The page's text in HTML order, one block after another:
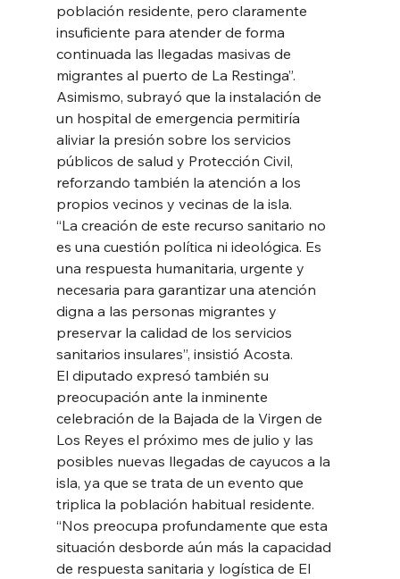
población residente, pero claramente
insuficiente para atender de forma
continuada las llegadas masivas de
migrantes al puerto de La Restinga”.
Asimismo, subrayó que la instalación de
un hospital de emergencia permitiría
aliviar la presión sobre los servicios
públicos de salud y Protección Civil,
reforzando también la atención a los
propios vecinos y vecinas de la isla.
“La creación de este recurso sanitario no
es una cuestión política ni ideológica. Es
una respuesta humanitaria, urgente y
necesaria para garantizar una atención
digna a las personas migrantes y
preservar la calidad de los servicios
sanitarios insulares”, insistió Acosta.
El diputado expresó también su
preocupación ante la inminente
celebración de la Bajada de la Virgen de
Los Reyes el próximo mes de julio y las
posibles nuevas llegadas de cayucos a la
isla, ya que se trata de un evento que
triplica la población habitual residente.
“Nos preocupa profundamente que esta
situación desborde aún más la capacidad
de respuesta sanitaria y logística de El